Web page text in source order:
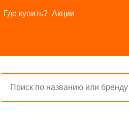
Где купить? Акции